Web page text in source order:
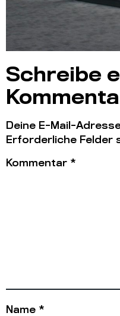
Schreibe
Deine E-Mail-
Erforderliche Felder
Kommentar *
Name *